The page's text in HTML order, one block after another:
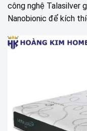
công nghệ Talasilver
Nanobionic để kích